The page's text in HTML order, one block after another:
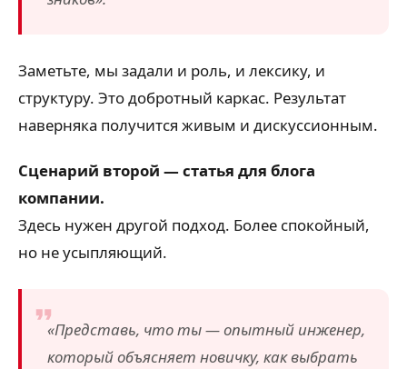
Заметьте, мы задали и роль, и лексику, и
структуру. Это добротный каркас. Результат
наверняка получится живым и дискуссионным.
Сценарий второй — статья для блога
компании.
Здесь нужен другой подход. Более спокойный,
но не усыпляющий.
«Представь, что ты — опытный инженер,
который объясняет новичку, как выбрать